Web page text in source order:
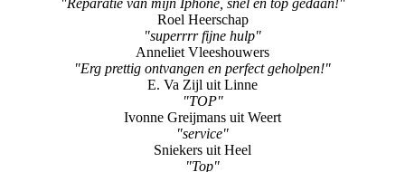
Lisette Smits uit Haler
"behulpzaam"
Irene Schrander uit Ittervoort
"Reparatie van mijn Iphone, snel en top gedaan!"
Roel Heerschap
"superrrr fijne hulp"
Anneliet Vleeshouwers
"Erg prettig ontvangen en perfect geholpen!"
E. Va Zijl uit Linne
"TOP"